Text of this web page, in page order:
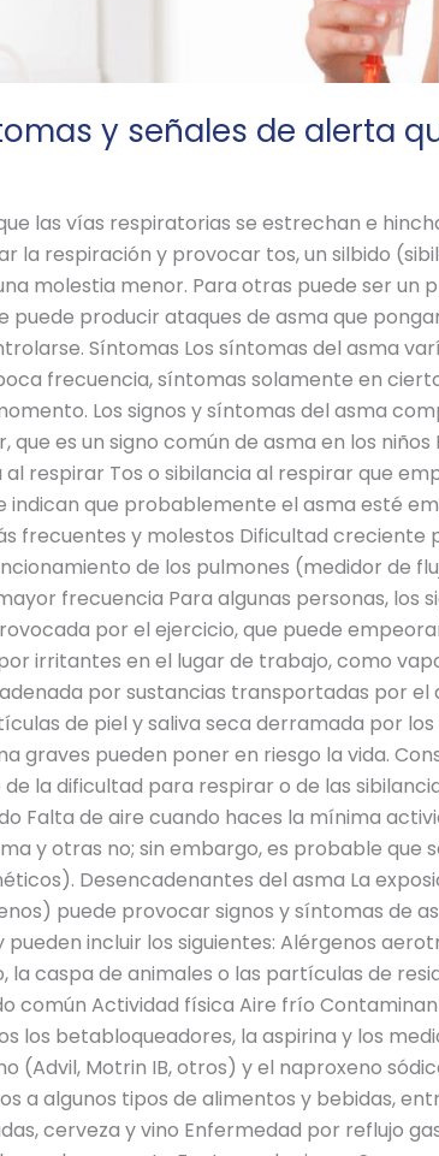
y señales de alerta
las vías respiratorias se estrechan e
la respiración y provocar tos, un silbido
molestia menor. Para otras puede ser
puede producir ataques de asma que
Síntomas Los síntomas del asma
frecuencia, síntomas solamente en
Los signos y síntomas del asma
que es un signo común de asma en los
respirar Tos o sibilancia al respirar que
indican que probablemente el asma esté
frecuentes y molestos Dificultad creciente
de los pulmones (medidor de
frecuencia Para algunas personas, los
por el ejercicio, que puede
irritantes en el lugar de trabajo, como
por sustancias transportadas por el
de piel y saliva seca derramada por
graves pueden poner en riesgo la vida.
la dificultad para respirar o de las
Falta de aire cuando haces la mínima
y otras no; sin embargo, es probable que
Desencadenantes del asma La
puede provocar signos y síntomas de
incluir los siguientes: Alérgenos
la caspa de animales o las partículas de
común Actividad física Aire frío
los betabloqueadores, la aspirina y los
(Advil, Motrin IB, otros) y el naproxeno
a algunos tipos de alimentos y bebidas,
cerveza y vino Enfermedad por reflujo